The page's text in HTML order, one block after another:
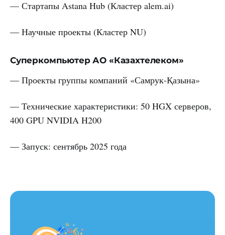
— Стартапы Astana Hub (Кластер alem.ai)
— Научные проекты (Кластер NU)
Суперкомпьютер АО «Казахтелеком»
— Проекты группы компаний «Самрук-Қазына»
— Технические характеристики: 50 HGX серверов,
400 GPU NVIDIA H200
— Запуск: сентябрь 2025 года